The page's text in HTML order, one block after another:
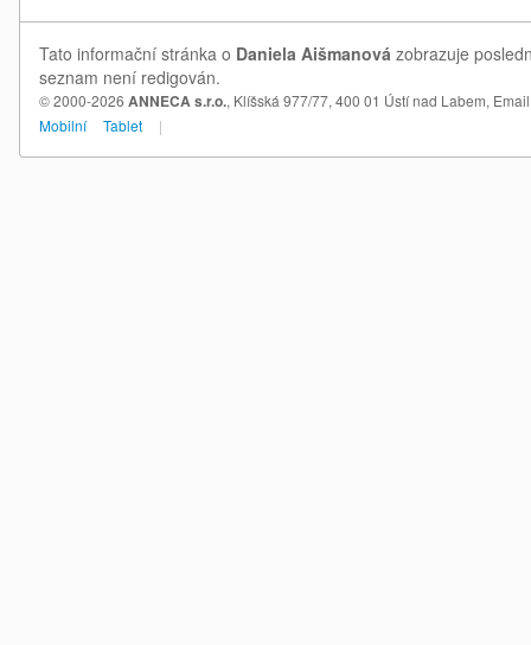
Tato informační stránka o Daniela Aišmanová zobrazuje
seznam není redigován.
© 2000-2026 ANNECA s.r.o., Klíšská 977/77, 400 01 Ústí nad Labem,
Mobilní
Tablet |